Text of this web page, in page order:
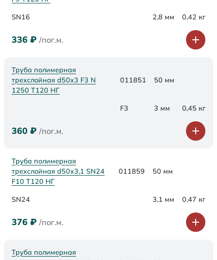
SN16 2,8 мм 0,42 кг
336 ₽ /пог.м.
Труба полимерная
трехслойная d50x3 F3 N
1250 Т120 НГ
011851 50 мм
F3 3 мм 0,45 кг
360 ₽ /пог.м.
Труба полимерная
трехслойная d50х3,1 SN24
F10 Т120 НГ
011859 50 мм
SN24 3,1 мм 0,47 кг
376 ₽ /пог.м.
Труба полимерная